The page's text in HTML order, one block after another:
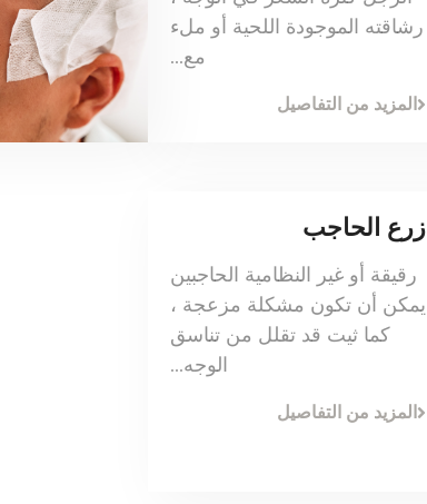
رشاقته الموجودة اللحية أو ملء
مع...
المزيد من التفاصيل
زرع الحاجب
رقيقة أو غير النظامية الحاجبين
يمكن أن تكون مشكلة مزعجة ،
كما ثيت قد تقلل من تناسق
الوجه...
المزيد من التفاصيل